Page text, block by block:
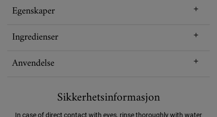
Egenskaper
Ingredienser
Anvendelse
Sikkerhetsinformasjon
In case of direct contact with eyes, rinse thoroughly with water